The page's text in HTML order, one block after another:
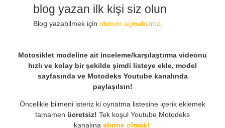
blog yazan ilk kişi siz olun
Blog yazabilmek için oturum açmalısınız.
Motosiklet modeline ait inceleme/karşılaştırma videonu
hızlı ve kolay bir şekilde şimdi listeye ekle, model
sayfasında ve Motodeks Youtube kanalında
paylaşılsın!
Öncelikle bilmeni isteriz ki oynatma listesine içerik eklemek
tamamen ücretsiz! Tek koşul Youtube Motodeks
kanalına abone olmak!